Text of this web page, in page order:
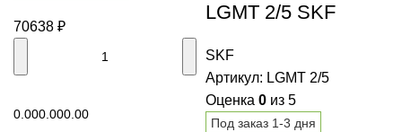
70638 ₽
0.000.000.00
LGMT 2/5 SKF
SKF
Артикул: LGMT 2/5
Оценка 0 из 5
Под заказ 1-3 дня